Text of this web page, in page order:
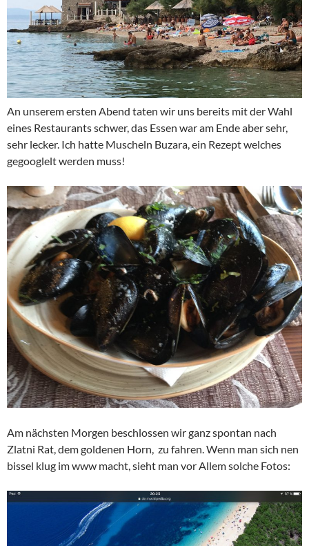
An unserem ersten Abend taten wir uns bereits mit der Wahl
eines Restaurants schwer, das Essen war am Ende aber sehr,
sehr lecker. Ich hatte Muscheln Buzara, ein Rezept welches
gegooglelt werden muss!
Am nächsten Morgen beschlossen wir ganz spontan nach
Zlatni Rat, dem goldenen Horn, zu fahren. Wenn man sich nen
bissel klug im www macht, sieht man vor Allem solche Fotos: